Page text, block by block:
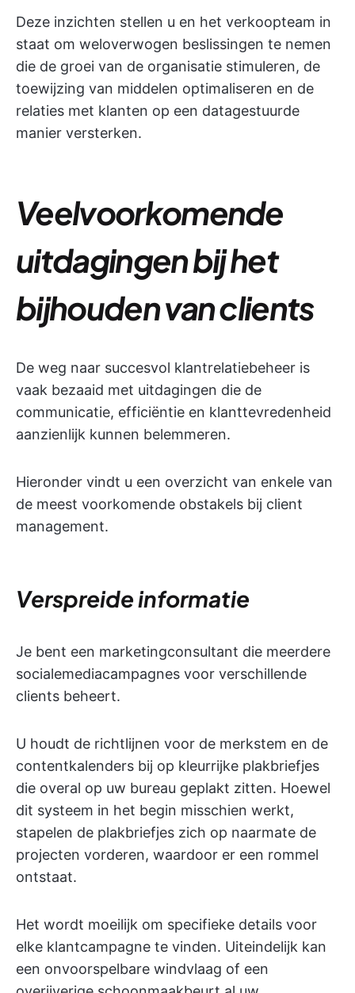
Deze inzichten stellen u en het verkoopteam in
staat om weloverwogen beslissingen te nemen
die de groei van de organisatie stimuleren, de
toewijzing van middelen optimaliseren en de
relaties met klanten op een datagestuurde
manier versterken.
Veelvoorkomende
uitdagingen bij het
bijhouden van clients
De weg naar succesvol klantrelatiebeheer is
vaak bezaaid met uitdagingen die de
communicatie, efficiëntie en klanttevredenheid
aanzienlijk kunnen belemmeren.
Hieronder vindt u een overzicht van enkele van
de meest voorkomende obstakels bij client
management.
Verspreide informatie
Je bent een marketingconsultant die meerdere
socialemediacampagnes voor verschillende
clients beheert.
U houdt de richtlijnen voor de merkstem en de
contentkalenders bij op kleurrijke plakbriefjes
die overal op uw bureau geplakt zitten. Hoewel
dit systeem in het begin misschien werkt,
stapelen de plakbriefjes zich op naarmate de
projecten vorderen, waardoor er een rommel
ontstaat.
Het wordt moeilijk om specifieke details voor
elke klantcampagne te vinden. Uiteindelijk kan
een onvoorspelbare windvlaag of een